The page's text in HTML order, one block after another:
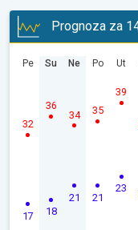
Prognoza za
Pe
17
32
Su
18
36
Ne
21
34
Po
21
35
Ut
23
39